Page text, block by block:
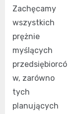
Zachęcamy
wszystkich
prężnie
myślących
przedsiębiorcó
w, zarówno
tych
planujących